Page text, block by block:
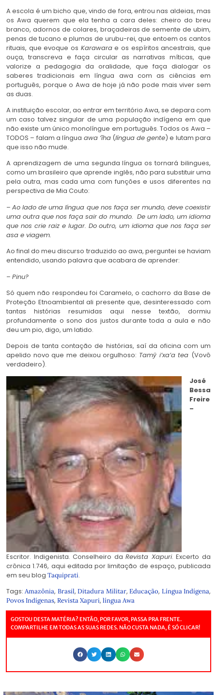
A escola é um bicho que, vindo de fora, entrou nas aldeias, mas
os Awa querem que ela tenha a cara deles: cheiro do breu
branco, adornos de colares, braçadeiras de semente de ubim,
penas de tucano e plumas de urubu-rei, que entoem os cantos
rituais, que evoque os Karawarae os espíritos ancestrais, que
ouça, transcreva e faça circular as narrativas míticas, que
valorize a pedagogia da oralidade, que faça dialogar os
saberes tradicionais em língua awa com as ciências em
português, porque o Awa de hoje já não pode mais viver sem
as duas.
A instituição escolar, ao entrar em território Awa, se depara com
um caso talvez singular de uma população indígena em que
não existe um único monolíngue em português. Todos os Awa –
TODOS – falam a língua awa ‘ĩha (língua de gente) e lutam para
que isso não mude.
A aprendizagem de uma segunda língua os tornará bilingues,
como um brasileiro que aprende inglês, não para substituir uma
pela outra, mas cada uma com funções e usos diferentes na
perspectiva de Mia Couto:
–Ao lado de uma língua que nos faça ser mundo, deve coexistir
uma outra que nos faça sair do mundo. De um lado, um idioma
que nos crie raiz e lugar. Do outro, um idioma que nos faça ser
asa e viagem.
Ao final do meu discurso traduzido ao awa, perguntei se haviam
entendido, usando palavra que acabara de aprender:
– Pinu?
Só quem não respondeu foi Caramelo, o cachorro da Base de
Proteção Etnoambiental ali presente que, desinteressado com
tantas histórias resumidas aqui nesse textão, dormiu
profundamente o sono dos justos durante toda a aula e não
deu um pio, digo, um latido.
Depois de tanta contação de histórias, saí da oficina com um
apelido novo que me deixou orgulhoso: Tamӯ i’xa’a tea (Vovô
verdadeiro).
José
Bessa
Freire
–
Escritor. Indigenista. Conselheiro daRevista Xapuri. Excerto da
crônica 1.746, aqui editada por limitação de espaço, publicada
em seu blog Taquiprati.
Tags:Amazônia, Brasil,Ditadura Militar,Educação, Língua Indígena,
Povos Indígenas, Revista Xapuri, língua Awa
GOSTOU DESTA MATÉRIA? ENTÃO, POR FAVOR, PASSA PRA FRENTE.
COMPARTILHE EM TODAS AS SUAS REDES. NÃO CUSTA NADA, É SÓ CLICAR!